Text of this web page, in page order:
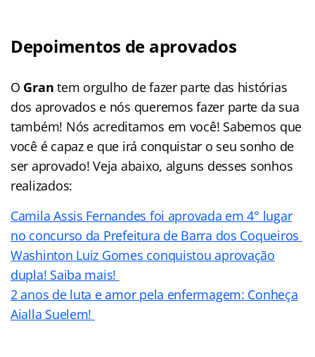
Depoimentos de aprovados
O Gran tem orgulho de fazer parte das histórias
dos aprovados e nós queremos fazer parte da sua
também! Nós acreditamos em você! Sabemos que
você é capaz e que irá conquistar o seu sonho de
ser aprovado! Veja abaixo, alguns desses sonhos
realizados:
Camila Assis Fernandes foi aprovada em 4° lugar
no concurso da Prefeitura de Barra dos Coqueiros
Washinton Luiz Gomes conquistou aprovação
dupla! Saiba mais!
2 anos de luta e amor pela enfermagem: Conheça
Aialla Suelem!